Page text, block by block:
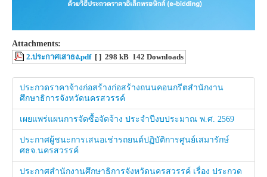
Attachments:
2.ประกาศเสาธง.pdf [ ] 298 kB 142 Downloads
ประกวดราคาจ้างก่อสร้างก่อสร้างถนนคอนกรีตสำนักงาน
ศึกษาธิการจังหวัดนครสวรรค์
เผยแพร่แผนการจัดซื้อจัดจ้าง ประจำปีงบประมาณ พ.ศ. 2569
ประกาศผู้ชนะการเสนอเช่ารถยนต์ปฏิบัติการศูนย์เสมารักษ์
ศธจ.นครสวรรค์
ประกาศสำนักงานศึกษาธิการจังหวัดนครสวรรค์ เรื่อง ประกวด